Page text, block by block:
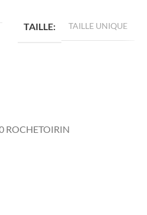
TAILLE
TAILLE UNIQUE
ROCHETOIRIN